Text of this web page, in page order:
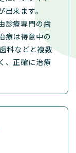
来ます。
診療専門の歯
療は得意中の
科などと複数
、正確に治療